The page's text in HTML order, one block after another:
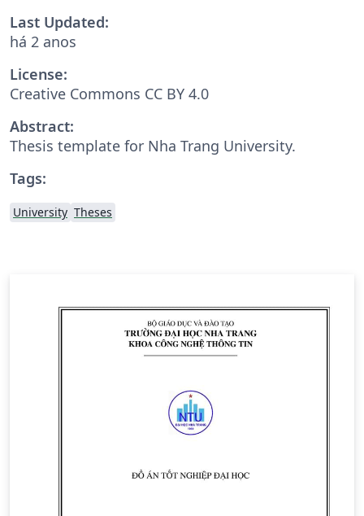
Last Updated:
há 2 anos
License:
Creative Commons CC BY 4.0
Abstract:
Thesis template for Nha Trang University.
Tags:
University Theses